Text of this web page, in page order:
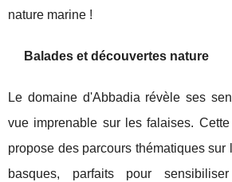
nature marine !
Balades et découvertes nature
Le domaine d'Abbadia révèle ses
vue imprenable sur les falaises.
propose des parcours thématiques sur
basques, parfaits pour